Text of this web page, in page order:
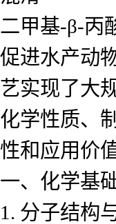
二甲基-β-丙
促进水产动
艺实现了大
化学性质、
性和应用价值
一、化学基
1. 分子结构